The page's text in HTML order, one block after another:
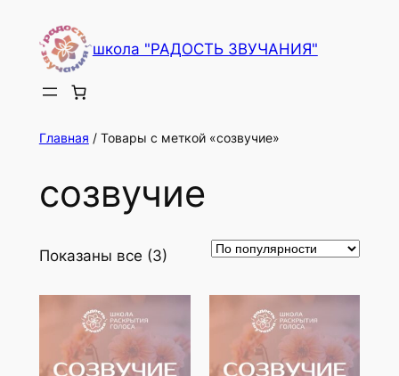
содержимому
школа "РАДОСТЬ ЗВУЧАНИЯ"
Главная / Товары с меткой «созвучие»
созвучие
Показаны все (3)